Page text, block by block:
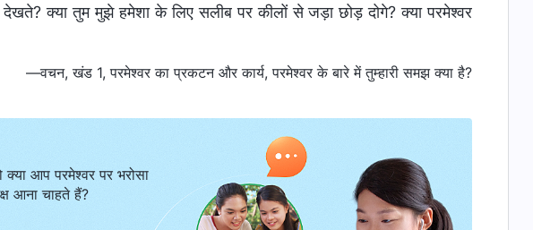
क्या तुम मुझे हमेशा के लिए सलीब पर कीलों से जड़ा छोड़ दोगे? क्या परमेश्वर
—वचन, खंड 1, परमेश्वर का प्रकटन और कार्य, परमेश्वर के बारे में तुम्हारी समझ क्या है?
आप परमेश्वर पर भरोसा
आना चाहते हैं?